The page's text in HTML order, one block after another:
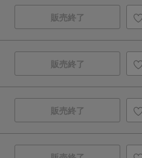
販売終了
販売終了
販売終了